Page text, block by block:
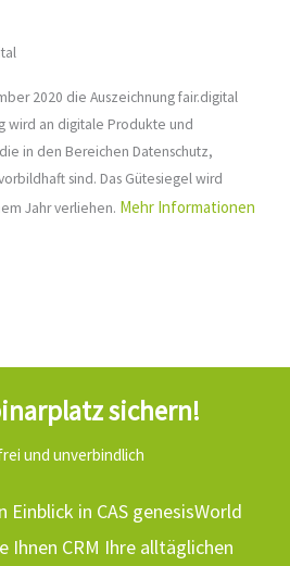
2020 die Auszeichnung fair.digital
wird an digitale Produkte und
in den Bereichen Datenschutz,
sind. Das Gütesiegel wird
Jahr verliehen. Mehr Informationen
sichern!
und unverbindlich
Einblick in CAS genesisWorld
Ihnen CRM Ihre alltäglichen